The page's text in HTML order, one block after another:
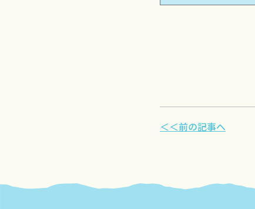
＜＜前の記事へ